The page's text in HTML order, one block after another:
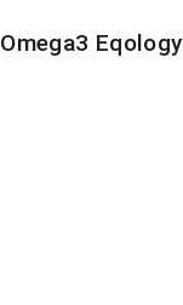
Omega3 Eqology